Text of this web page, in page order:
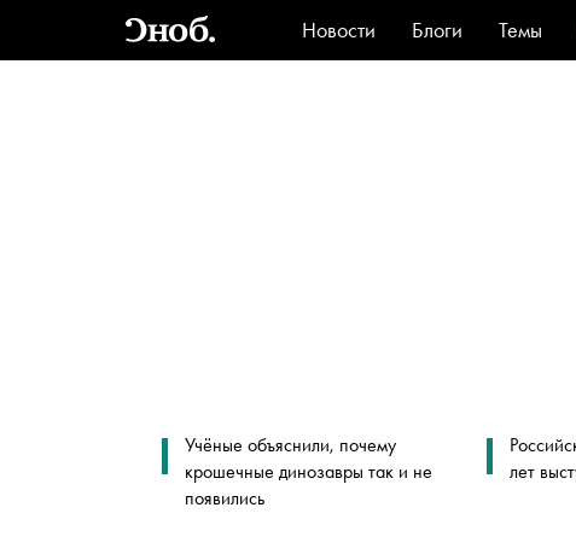
Новости Блоги Темы
Стиль
Видео
Учёные объяснили, почему
крошечные динозавры так и не
появились
лет